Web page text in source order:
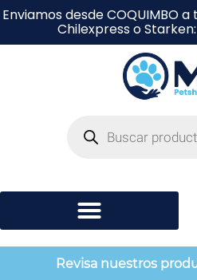
Enviamos desde COQUIMBO
Chilexpress o Starken:
Revisa nuestros